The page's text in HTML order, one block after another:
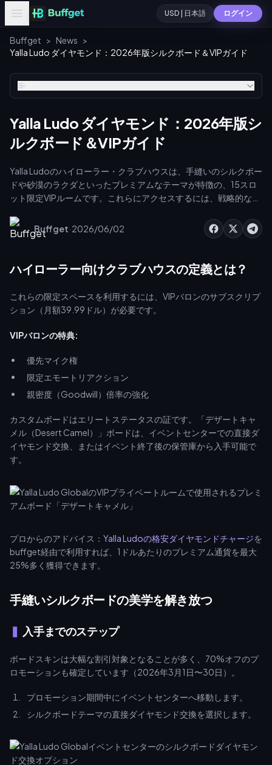
USD | 日本語 ログイン
Buffget > News >
Yalla Ludo ダイヤモンド：2026年版シルクボード＆VIPガイド
Yalla Ludo ダイヤモンド：2026年版シ
ルクボード＆VIPガイド
Yalla Ludoのハイローラー・クラブハウスは、手縫いのシルクボー
ドや砂漠のラクダといったプレミアムなテーマが特徴の、15スロ
ット限定VIPルームです。これらにアクセスするには、戦略的なダ
25%のボーナス通貨を獲得できるサードパーティのチャージ方法
の活用が不可欠です。本ガイドでは、ダイヤモンドの正確なコス
果（ROI）を最大化しながらカスタムボードをアンロックするため
のステップバイステップの手順を詳しく解説します。
Buffget·2026/06/02
ハイローラー向けクラブハウスの定義とは？
これらの限定スペースを利用するには、VIPバロンのサブスクリプ
ション（月額39.99ドル）が必要です。
VIPバロンの特典:
優先マイク権
限定エモートリアクション
親密度（Goodwill）倍率の強化
カスタムボードはエリートステータスの証です。「デザートキャ
メル（Desert Camel）」ボードは、イベントセンターでの直接ダ
イヤモンド交換、またはイベント終了後の保管庫から入手可能で
す。
プロからのアドバイス： Yalla Ludoの格安ダイヤモンドチャージを
buffget経由で利用すれば、1ドルあたりのプレミアム通貨を最大
25%多く獲得できます。
手縫いシルクボードの美学を解き放つ
入手までのステップ
ボードスキンは大幅な割引対象となることが多く、70%オフのプ
ロモーションも確定しています（2026年3月1日〜30日）。
プロモーション期間中にイベントセンターへ移動します。
シルクボードテーマの直接ダイヤモンド交換を選択します。